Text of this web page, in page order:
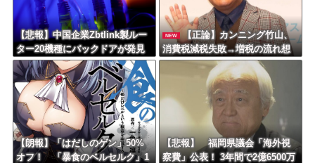
Powered by livedoor 相互RSS
【悲報】中国企業Zbtlink製ルー
ター20機種にバックドアが発見
されるｗｗｗｗｗｗｗｗｗ
NEW
【正論】カンニング竹山、
消費税減税失敗→増税の流れ想
像「次誰が総理やりたいと思い
【朗報】「はだしのゲン」50%
オフ！ 「暴食のベルセルク」1
【悲報】 福岡県議会「海外視
察費」公表！ 3年間で2億6500万